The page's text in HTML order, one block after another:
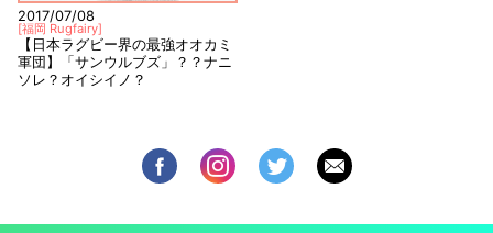
2017/07/08
[福岡 Rugfairy]
【日本ラグビー界の最強オオカミ
軍団】「サンウルブズ」？？ナニ
ソレ？オイシイノ？